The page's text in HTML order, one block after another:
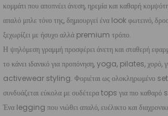
κομμάτι που αποπνέει άνεση, ηρεμία και καθαρή
απαλό μπλε τόνο της, δημιουργεί ένα look φωτεινό,
ξεχωρίζει με ήσυχο αλλά premium τρόπο.
Η ψηλόμεση γραμμή προσφέρει άνετη και σταθερή
το κάνει ιδανικό για προπόνηση, yoga, pilates, χορό,
activewear styling. Φοριέται ως ολοκληρωμένο
συνδυάζεται εύκολα με ουδέτερα tops για πιο
Ένα legging που νιώθει απαλό, ευέλικτο και